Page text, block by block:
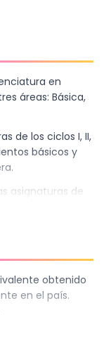
en
áreas: Básica,
de los ciclos I, II,
básicos y
asignaturas de
que
donde se
Práctica
obtenido
en el país.